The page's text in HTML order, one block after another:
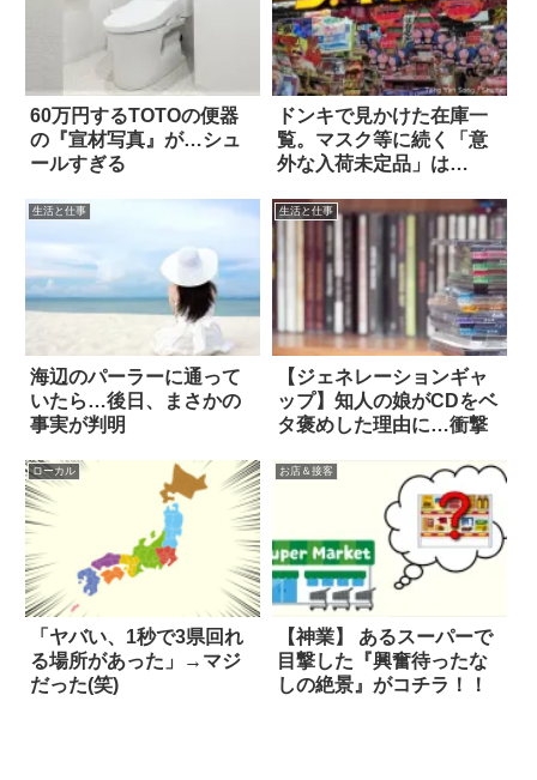
60万円するTOTOの便器
の『宣材写真』が…シュ
ールすぎる
ドンキで見かけた在庫一
覧。マスク等に続く「意
外な入荷未定品」は…
生活と仕事
海辺のパーラーに通って
いたら…後日、まさかの
事実が判明
生活と仕事
【ジェネレーションギャ
ップ】知人の娘がCDをベ
タ褒めした理由に…衝撃
ローカル
「ヤバい、1秒で3県回れ
る場所があった」→マジ
だった(笑)
お店＆接客
【神業】 あるスーパーで
目撃した『興奮待ったな
しの絶景』がコチラ！！